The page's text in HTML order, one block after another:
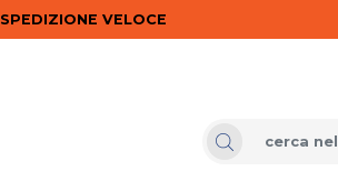
SPEDIZIONE VELOCE